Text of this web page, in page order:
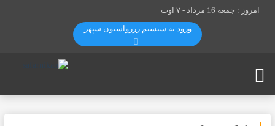
امروز : جمعه 16 مرداد -
۷ اوت
ورود به سیستم رزرواسيون سپهر